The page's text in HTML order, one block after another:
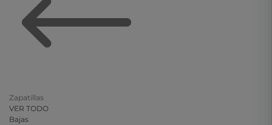
Zapatillas
VER TODO
Bajas